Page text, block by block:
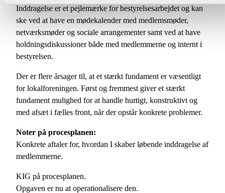
Inddragelse er et pejlemærke for bestyrelsesarbejdet og kan
ske ved at have en mødekalender med medlemsmøder,
netværksmøder og sociale arrangementer samt ved at have
holdningsdiskussioner både med medlemmerne og internt i
bestyrelsen.
Der er flere årsager til, at et stærkt fundament er væsentligt
for lokalforeningen. Først og fremmest giver et stærkt
fundament mulighed for at handle hurtigt, konstruktivt og
med afsæt i fælles front, når der opstår konkrete problemer.
Noter på procesplanen:
Konkrete aftaler for, hvordan I skaber løbende inddragelse af
medlemmerne.
KIG på procesplanen.
Opgaven er nu at operationalisere den.